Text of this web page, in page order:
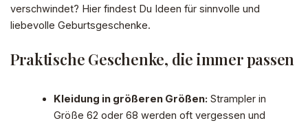
verschwindet? Hier findest Du Ideen für sinnvolle und
liebevolle Geburtsgeschenke.
Praktische Geschenke, die immer passen
Kleidung in größeren Größen: Strampler in
Größe 62 oder 68 werden oft vergessen und